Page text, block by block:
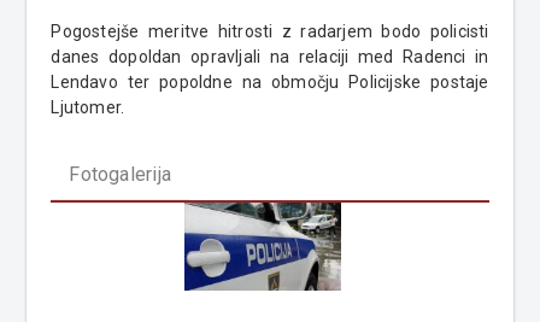
Pogostejše meritve hitrosti z radarjem bodo policisti
danes dopoldan opravljali na relaciji med Radenci in
Lendavo ter popoldne na območju Policijske postaje
Ljutomer.
Fotogalerija